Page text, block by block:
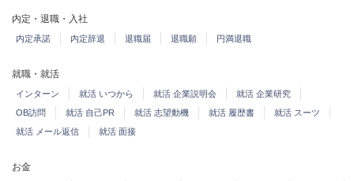
内定・退職・入社
内定承諾 内定辞退 退職届 退職願 円満退職
就職・就活
インターン 就活 いつから 就活 企業説明会
就活 企業研究
OB訪問
就活 自己PR 就活 志望動機 就活 履歴書
就活 スーツ
就活 メール返信
就活 面接
お金